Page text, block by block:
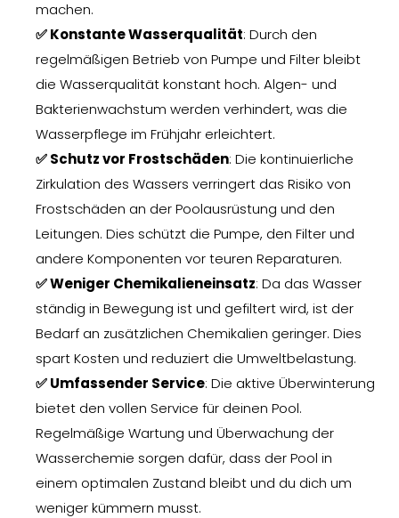
machen.
✅ Konstante Wasserqualität: Durch den
regelmäßigen Betrieb von Pumpe und Filter bleibt
die Wasserqualität konstant hoch. Algen- und
Bakterienwachstum werden verhindert, was die
Wasserpflege im Frühjahr erleichtert.
✅ Schutz vor Frostschäden: Die kontinuierliche
Zirkulation des Wassers verringert das Risiko von
Frostschäden an der Poolausrüstung und den
Leitungen. Dies schützt die Pumpe, den Filter und
andere Komponenten vor teuren Reparaturen.
✅ Weniger Chemikalieneinsatz: Da das Wasser
ständig in Bewegung ist und gefiltert wird, ist der
Bedarf an zusätzlichen Chemikalien geringer. Dies
spart Kosten und reduziert die Umweltbelastung.
✅ Umfassender Service: Die aktive Überwinterung
bietet den vollen Service für deinen Pool.
Regelmäßige Wartung und Überwachung der
Wasserchemie sorgen dafür, dass der Pool in
einem optimalen Zustand bleibt und du dich um
weniger kümmern musst.